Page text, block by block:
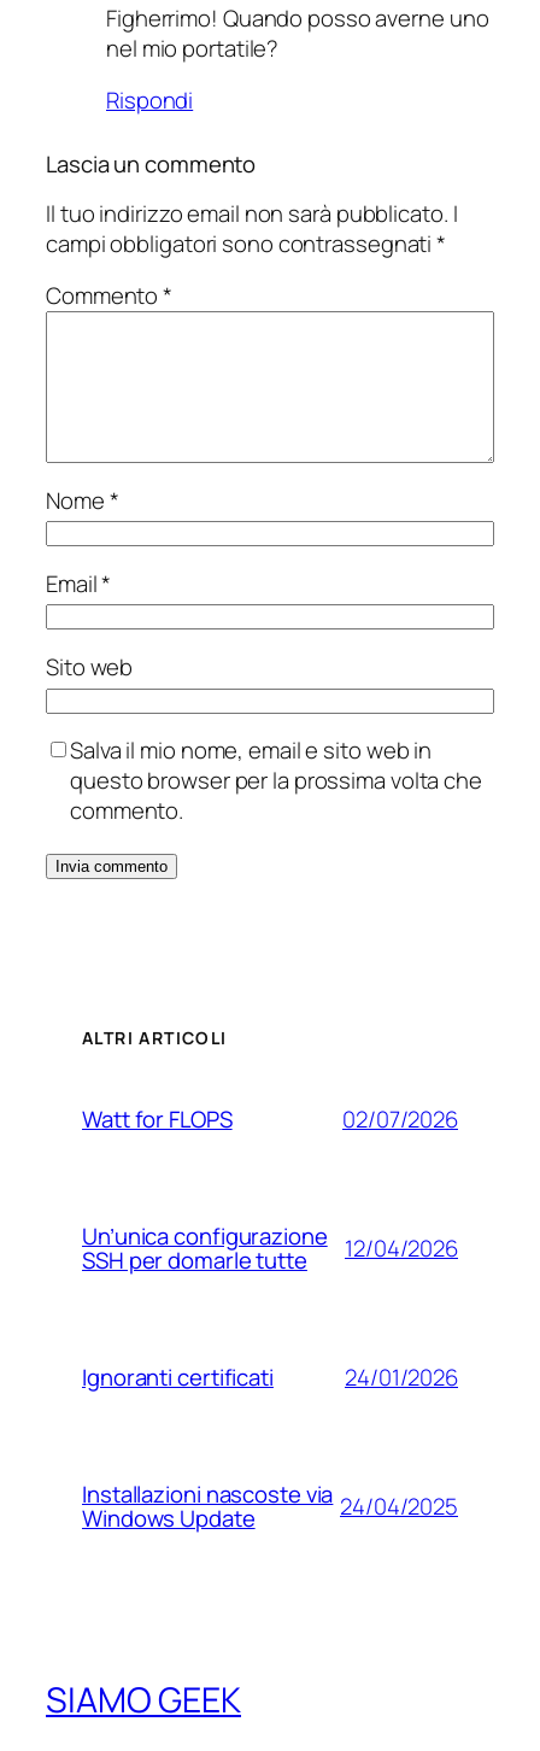
Figherrimo! Quando posso averne uno
nel mio portatile?
Rispondi
Lascia un commento
Il tuo indirizzo email non sarà pubblicato. I
campi obbligatori sono contrassegnati*
Commento*
Nome*
Email*
Sito web
Salva il mio nome, email e sito web in
questo browser per la prossima volta che
commento.
ALTRI ARTICOLI
Watt for FLOPS 02/07/2026
Un’unica configurazione
SSH per domarle tutte 12/04/2026
Ignoranti certificati 24/01/2026
Installazioni nascoste via
Windows Update 24/04/2025
SIAMO GEEK